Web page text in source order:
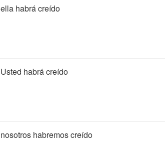
ella habrá creído
Usted habrá creído
nosotros habremos creído